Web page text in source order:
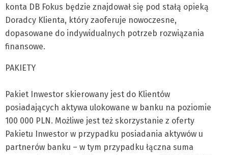
konta DB Fokus będzie znajdował się pod stałą opieką
Doradcy Klienta, który zaoferuje nowoczesne,
dopasowane do indywidualnych potrzeb rozwiązania
finansowe.
PAKIETY
Pakiet Inwestor skierowany jest do Klientów
posiadających aktywa ulokowane w banku na poziomie
100 000 PLN. Możliwe jest też skorzystanie z oferty
Pakietu Inwestor w przypadku posiadania aktywów u
partnerów banku – w tym przypadku łączna suma